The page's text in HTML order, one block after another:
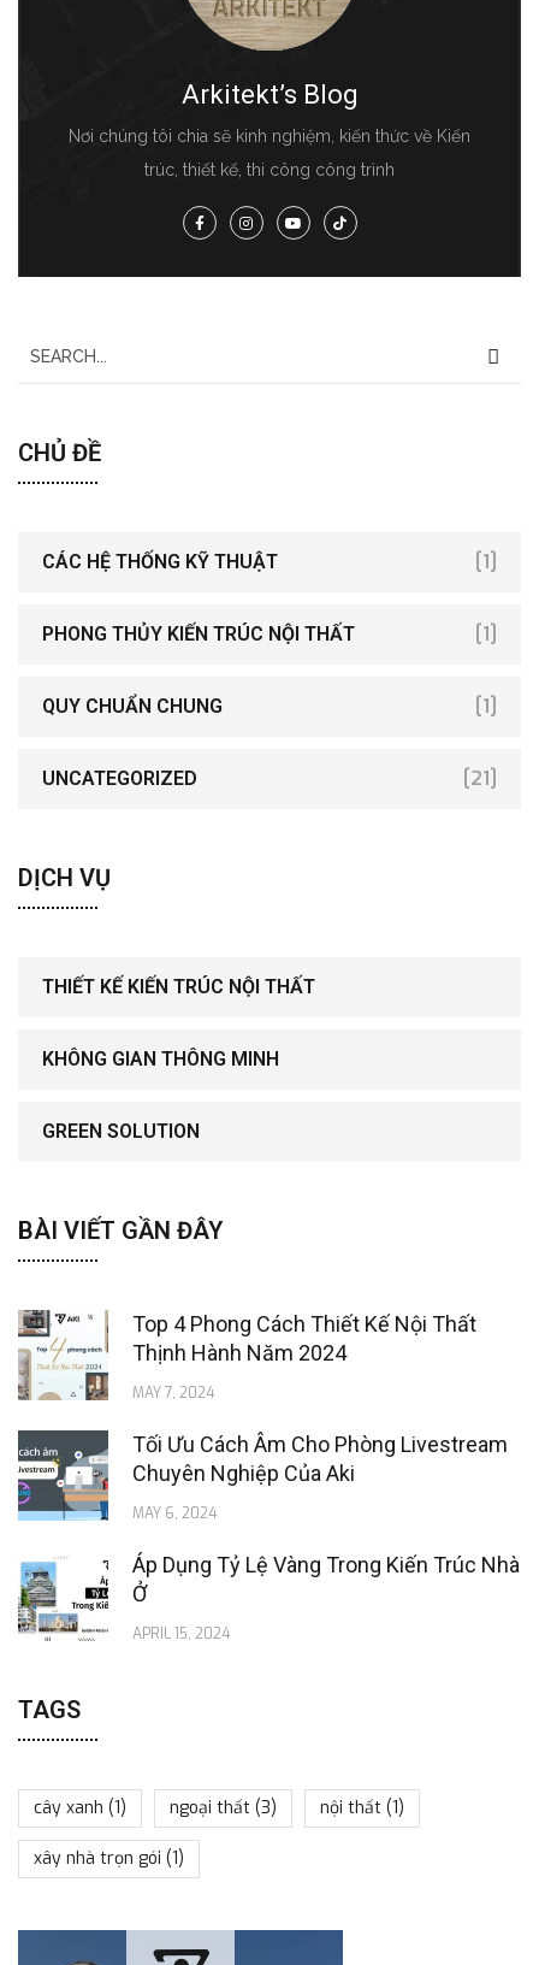
Arkitekt’s Blog
Nơi chúng tôi chia sẽ kinh nghiệm, kiến thức về Kiến
trúc, thiết kế, thi công công trình
CHỦ ĐỀ
CÁC HỆ THỐNG KỸ THUẬT [1]
PHONG THỦY KIẾN TRÚC NỘI THẤT [1]
QUY CHUẨN CHUNG [1]
UNCATEGORIZED [21]
DỊCH VỤ
THIẾT KẾ KIẾN TRÚC NỘI THẤT
KHÔNG GIAN THÔNG MINH
GREEN SOLUTION
BÀI VIẾT GẦN ĐÂY
Top 4 Phong Cách Thiết Kế Nội Thất
Thịnh Hành Năm 2024
MAY 7, 2024
Tối Ưu Cách Âm Cho Phòng Livestream
Chuyên Nghiệp Của Aki
MAY 6, 2024
Áp Dụng Tỷ Lệ Vàng Trong Kiến Trúc Nhà
Ở
APRIL 15, 2024
TAGS
cây xanh (1) ngoại thất (3) nội thất (1)
xây nhà trọn gói (1)